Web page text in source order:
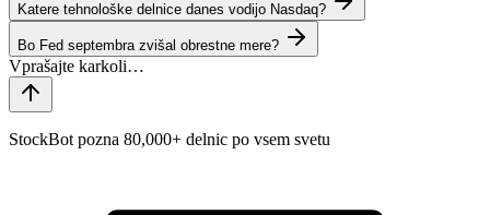
Katere tehnološke delnice danes vodijo Nasdaq?
Bo Fed septembra zvišal obrestne mere?
StockBot pozna 80,000+ delnic po vsem svetu